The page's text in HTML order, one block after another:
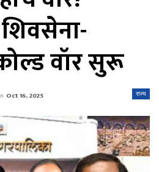
वॉर सुरू
राज्य
Oct 16, 2025